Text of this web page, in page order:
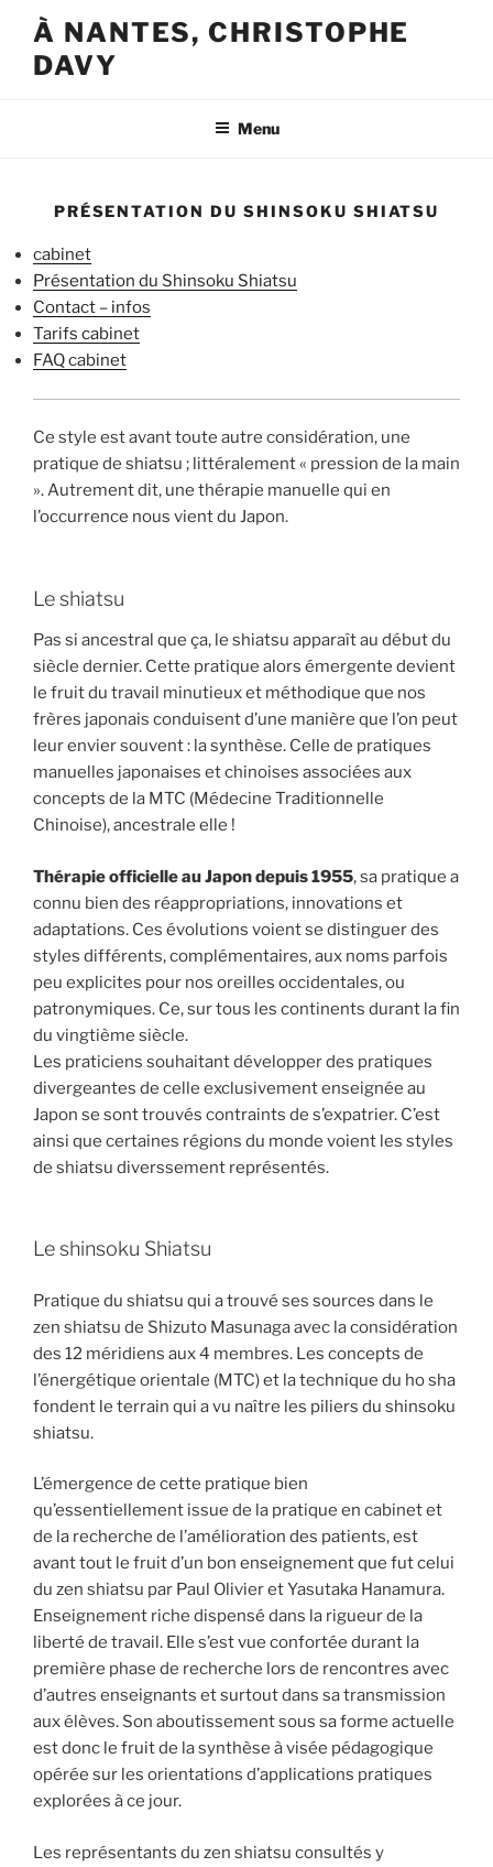
contenu
À NANTES, CHRISTOPHE
DAVY
Menu
PRÉSENTATION DU SHINSOKU SHIATSU
cabinet
Présentation du Shinsoku Shiatsu
Contact – infos
Tarifs cabinet
FAQ cabinet
Ce style est avant toute autre considération, une
pratique de shiatsu ; littéralement « pression de la main
». Autrement dit, une thérapie manuelle qui en
l’occurrence nous vient du Japon.
Le shiatsu
Pas si ancestral que ça, le shiatsu apparaît au début du
siècle dernier. Cette pratique alors émergente devient
le fruit du travail minutieux et méthodique que nos
frères japonais conduisent d’une manière que l’on peut
leur envier souvent : la synthèse. Celle de pratiques
manuelles japonaises et chinoises associées aux
concepts de la MTC (Médecine Traditionnelle
Chinoise), ancestrale elle !
Thérapie officielle au Japon depuis 1955, sa pratique a
connu bien des réappropriations, innovations et
adaptations. Ces évolutions voient se distinguer des
styles différents, complémentaires, aux noms parfois
peu explicites pour nos oreilles occidentales, ou
patronymiques. Ce, sur tous les continents durant la fin
du vingtième siècle.
Les praticiens souhaitant développer des pratiques
divergeantes de celle exclusivement enseignée au
Japon se sont trouvés contraints de s’expatrier. C’est
ainsi que certaines régions du monde voient les styles
de shiatsu diverssement représentés.
Le shinsoku Shiatsu
Pratique du shiatsu qui a trouvé ses sources dans le
zen shiatsu de Shizuto Masunaga avec la considération
des 12 méridiens aux 4 membres. Les concepts de
l’énergétique orientale (MTC) et la technique du ho sha
fondent le terrain qui a vu naître les piliers du shinsoku
shiatsu.
L’émergence de cette pratique bien
qu’essentiellement issue de la pratique en cabinet et
de la recherche de l’amélioration des patients, est
avant tout le fruit d’un bon enseignement que fut celui
du zen shiatsu par Paul Olivier et Yasutaka Hanamura.
Enseignement riche dispensé dans la rigueur de la
liberté de travail. Elle s’est vue confortée durant la
première phase de recherche lors de rencontres avec
d’autres enseignants et surtout dans sa transmission
aux élèves. Son aboutissement sous sa forme actuelle
est donc le fruit de la synthèse à visée pédagogique
opérée sur les orientations d’applications pratiques
explorées à ce jour.
Les représentants du zen shiatsu consultés y